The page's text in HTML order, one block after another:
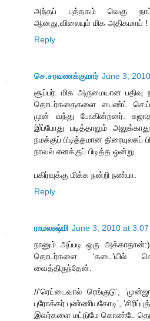
அந்தப் புத்தகம் வெகு
ஆனது,விலையும் மிக அதிகமாய் !
Reply
செ.சரவணக்குமார் June 3,
சூப்பர். மிக அருமையான
தொடர்கதைகளை பைண்ட்
முன் வந்து போகின்றனர்.
இப்போது படித்தாலும்
நமக்குப் பிடித்தமான திரையுலகப்
நாவல் எனக்குப் பிடித்த ஒன்று.
பகிர்வுக்கு மிக்க நன்றி நண்பா.
Reply
ராமலக்ஷ்மி June 3, 2010 at 3:07
நானும் அப்படி ஒரு
தொடர்களை ‘கடை’யில்
வைத்திருந்தேன்.
//’ரெட்டைவால் ரெங்குடு’,
புரோக்கர் புண்ணியகோடி’,
இவர்களை மட்டுமே கொண்டே